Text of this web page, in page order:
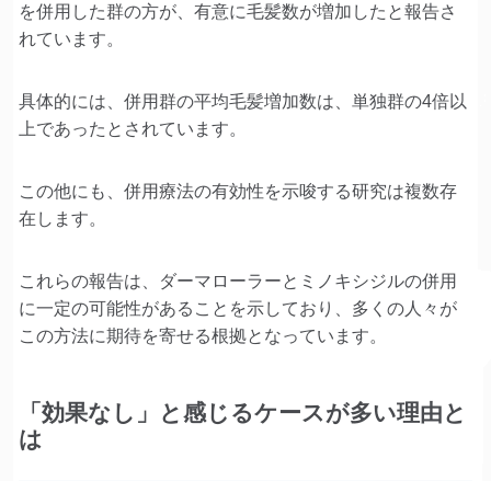
を併用した群の方が、有意に毛髪数が増加したと報告さ
れています。
具体的には、併用群の平均毛髪増加数は、単独群の4倍以
上であったとされています。
この他にも、併用療法の有効性を示唆する研究は複数存
在します。
これらの報告は、ダーマローラーとミノキシジルの併用
に一定の可能性があることを示しており、多くの人々が
この方法に期待を寄せる根拠となっています。
「効果なし」と感じるケースが多い理由と
は